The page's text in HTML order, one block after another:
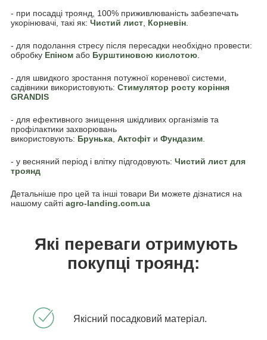
- при посадці троянд, 100% приживлюваність забезпечать
укорінювачі, такі як: Чистий лист Корневін
- для подолання стресу після пересадки необхідно провести:
обробку Епіном або Бурштиновою кислотою
- для швидкого зростання потужної кореневої системи,
садівники використовують: Стимулятор росту коріння
GRANDIS
- для ефективного знищення шкідливих організмів та
профілактики захворювань
використовують: Брунька Актофіт и Фундазим
- у весняний період і влітку підгодовують: Чистий лист для
троянд
Детальніше про цей та інші товари Ви можете дізнатися на
нашому сайті agro-landing.com.ua
Які переваги отримують
покупці троянд:
Якісний посадковий матеріал.